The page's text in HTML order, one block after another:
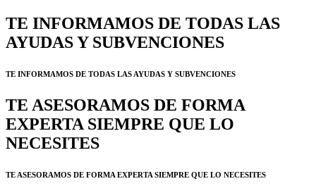
TE INFORMAMOS DE TODAS LAS
AYUDAS Y SUBVENCIONES
TE INFORMAMOS DE TODAS LAS AYUDAS Y SUBVENCIONES
TE ASESORAMOS DE FORMA
EXPERTA SIEMPRE QUE LO
NECESITES
TE ASESORAMOS DE FORMA EXPERTA SIEMPRE QUE LO NECESITES